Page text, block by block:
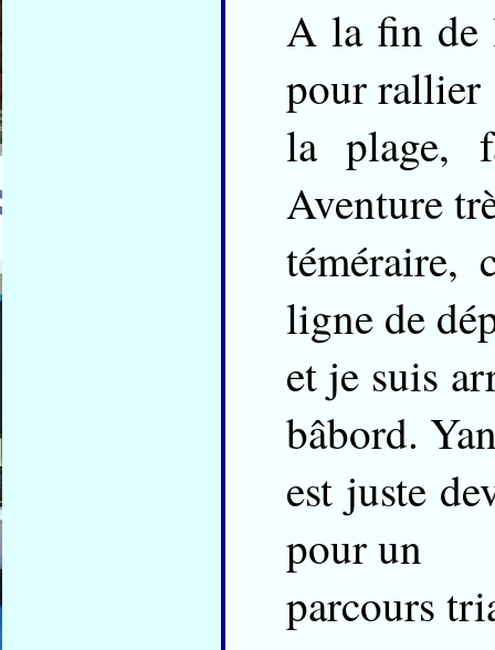
A la fin de
pour rallier
la plage,
Aventure
ligne de
et je suis
bâbord.
est juste
pour un
parcours